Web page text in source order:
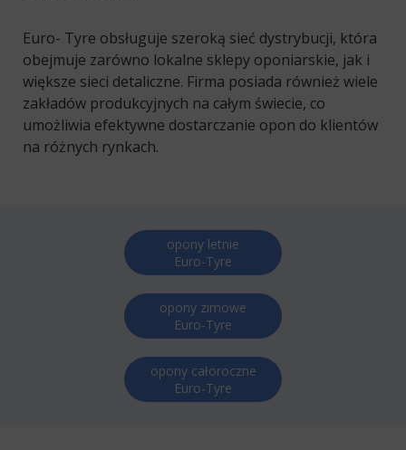
Euro- Tyre obsługuje szeroką sieć dystrybucji, która
obejmuje zarówno lokalne sklepy oponiarskie, jak i
większe sieci detaliczne. Firma posiada również wiele
zakładów produkcyjnych na całym świecie, co
umożliwia efektywne dostarczanie opon do klientów
na różnych rynkach.
opony letnie
Euro-Tyre
opony zimowe
Euro-Tyre
opony całoroczne
Euro-Tyre